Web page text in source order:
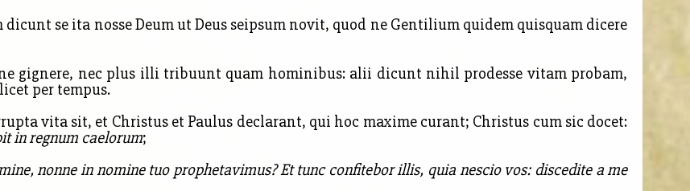
se ita nosse Deum ut Deus seipsum novit, quod ne Gentilium quidem quisquam dicere
gignere, nec plus illi tribuunt quam hominibus: alii dicunt nihil prodesse vitam probam,
per tempus.
vita sit, et Christus et Paulus declarant, qui hoc maxime curant; Christus cum sic docet:
in regnum caelorum;
nonne in nomine tuo prophetavimus? Et tunc confitebor illis, quia nescio vos: discedite a me